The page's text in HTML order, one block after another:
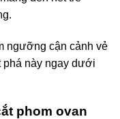
.
ngưỡng cận cảnh vẻ
phá này ngay dưới
phom ovan